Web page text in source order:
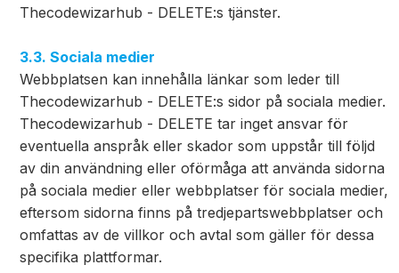
Thecodewizarhub - DELETE:s tjänster.
3.3. Sociala medier
Webbplatsen kan innehålla länkar som leder till
Thecodewizarhub - DELETE:s sidor på sociala medier.
Thecodewizarhub - DELETE tar inget ansvar för
eventuella anspråk eller skador som uppstår till följd
av din användning eller oförmåga att använda sidorna
på sociala medier eller webbplatser för sociala medier,
eftersom sidorna finns på tredjepartswebbplatser och
omfattas av de villkor och avtal som gäller för dessa
specifika plattformar.